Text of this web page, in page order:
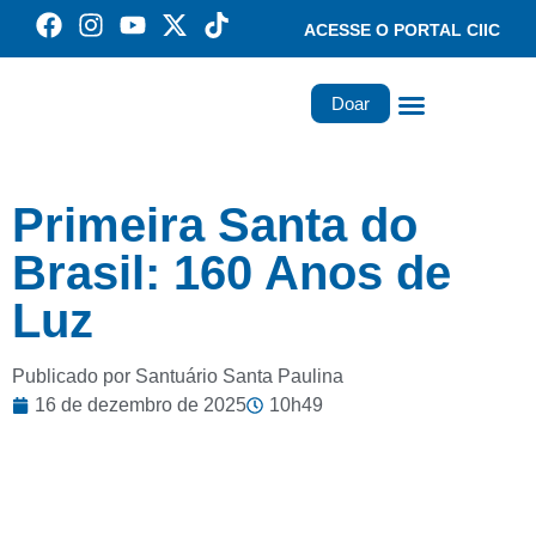
ACESSE O PORTAL CIIC
Doar
Primeira Santa do
Brasil: 160 Anos de
Luz
Publicado por Santuário Santa Paulina
16 de dezembro de 2025
10h49